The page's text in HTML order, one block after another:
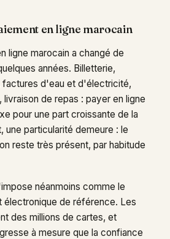
en ligne marocain
ligne marocain a changé de
années. Billetterie,
d'eau et d'électricité,
de repas : payer en ligne
pour une part croissante de la
une particularité demeure : le
reste très présent, par habitude
néanmoins comme le
électronique de référence. Les
des millions de cartes, et
à mesure que la confiance